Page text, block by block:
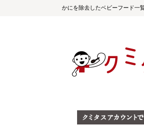
かにを除去したベビーフード一